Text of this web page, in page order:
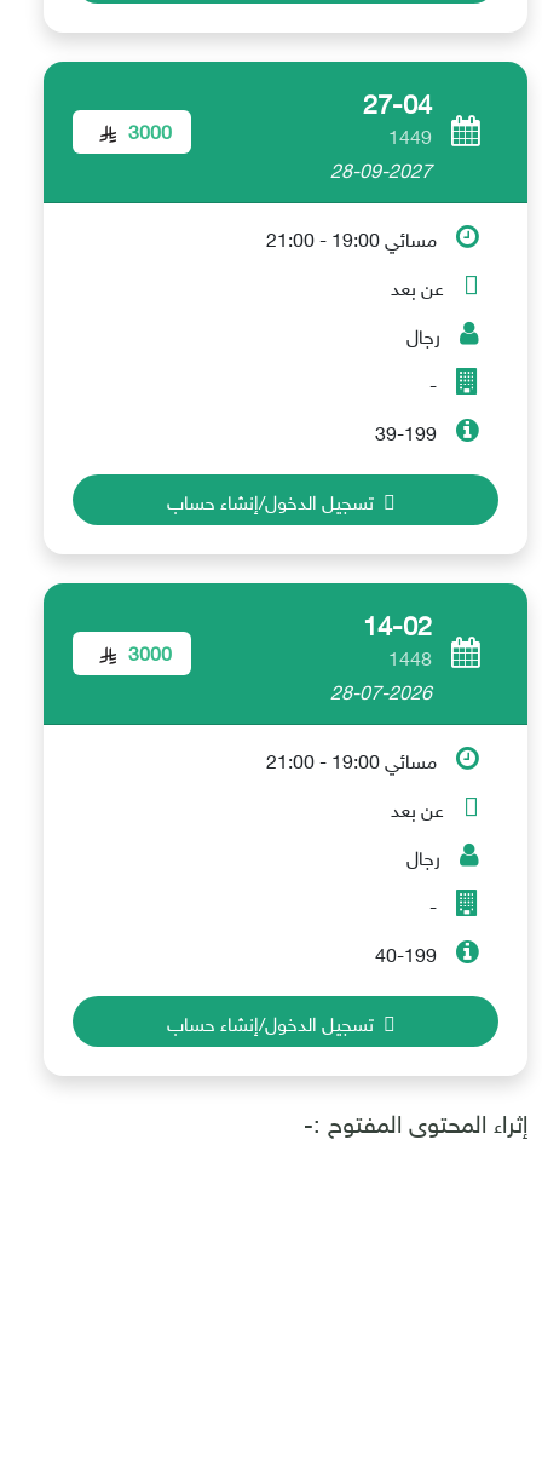
27-04
1449
28-09-2027
3000
مسائي 19:00 - 21:00
عن بعد
رجال
-
39-199
تسجيل الدخول/إنشاء حساب
14-02
1448
28-07-2026
3000
مسائي 19:00 - 21:00
عن بعد
رجال
-
40-199
تسجيل الدخول/إنشاء حساب
إثراء المحتوى المفتوح :-